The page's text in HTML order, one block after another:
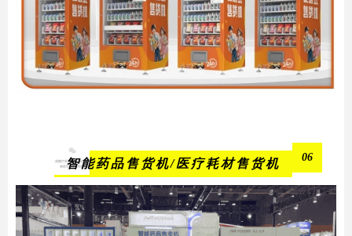
智能药品售货机/医疗耗材售货机 06